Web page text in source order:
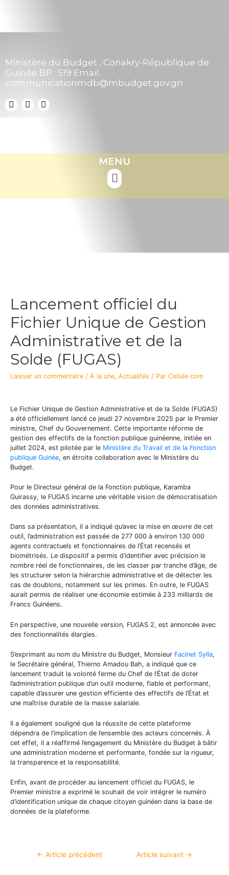
Ministère du Budget , Conakry-République de
Guinée BP : 519 Email:
communicationmdb@mbudget.gov.gn
MENU
Lancement officiel du
Fichier Unique de Gestion
Administrative et de la
Solde (FUGAS)
Laisser un commentaire / A la une, Actualités / Par Cellule com
Le Fichier Unique de Gestion Administrative et de la Solde (FUGAS)
a été officiellement lancé ce jeudi 27 novembre 2025 par le Premier
ministre, Chef du Gouvernement. Cette importante réforme de
gestion des effectifs de la fonction publique guinéenne, initiée en
juillet 2024, est pilotée par le Ministère du Travail et de la Fonction
publique Guinée, en étroite collaboration avec le Ministère du
Budget.
Pour le Directeur général de la Fonction publique, Karamba
Guirassy, le FUGAS incarne une véritable vision de démocratisation
des données administratives.
Dans sa présentation, il a indiqué qu’avec la mise en œuvre de cet
outil, l’administration est passée de 277 000 à environ 130 000
agents contractuels et fonctionnaires de l’État recensés et
biométrisés. Le dispositif a permis d’identifier avec précision le
nombre réel de fonctionnaires, de les classer par tranche d’âge, de
les structurer selon la hiérarchie administrative et de détecter les
cas de doublons, notamment sur les primes. En outre, le FUGAS
aurait permis de réaliser une économie estimée à 233 milliards de
Francs Guinéens.
En perspective, une nouvelle version, FUGAS 2, est annoncée avec
des fonctionnalités élargies.
S’exprimant au nom du Ministre du Budget, Monsieur Facinet Sylla,
le Secrétaire général, Thierno Amadou Bah, a indiqué que ce
lancement traduit la volonté ferme du Chef de l’État de doter
l’administration publique d’un outil moderne, fiable et performant,
capable d’assurer une gestion efficiente des effectifs de l’État et
une maîtrise durable de la masse salariale.
Il a également souligné que la réussite de cette plateforme
dépendra de l’implication de l’ensemble des acteurs concernés. À
cet effet, il a réaffirmé l’engagement du Ministère du Budget à bâtir
une administration moderne et performante, fondée sur la rigueur,
la transparence et la responsabilité.
Enfin, avant de procéder au lancement officiel du FUGAS, le
Premier ministre a exprimé le souhait de voir intégrer le numéro
d’identification unique de chaque citoyen guinéen dans la base de
données de la plateforme.
← Article précédent Article suivant →